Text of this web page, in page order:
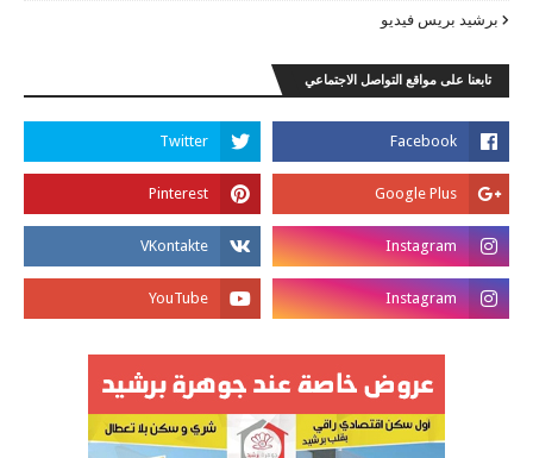
برشيد بريس فيديو
تابعنا على مواقع التواصل الاجتماعي